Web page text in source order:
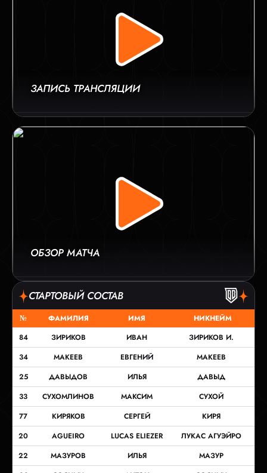
ЗАПИСЬ ТРАНСЛЯЦИИ
ОБЗОР МАТЧА
СТАРТОВЫЙ СОСТАВ
№ ФАМИЛИЯ ИМЯ
НИКНЕЙМ
84
ЗИРИКОВ ИВАН
ЗИРИКОВ И.
34
МАКЕЕВ ЕВГЕНИЙ
МАКЕЕВ
25
ДАВЫДОВ ИЛЬЯ
ДАВЫД
33
СУХОМЛИНОВ МАКСИМ
СУХОЙ
77
КИРЯКОВ СЕРГЕЙ
КИРЯ
20
AGUEIRO LUCAS ELIEZER
ЛУКАС АГУЭЙРО
22
МАЗУРОВ ИЛЬЯ
МАЗУР